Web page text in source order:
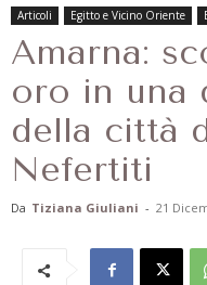
Articoli Egitto e Vicino Oriente
Amarna:
oro in una
della città
Nefertiti
Da Tiziana Giuliani - 21